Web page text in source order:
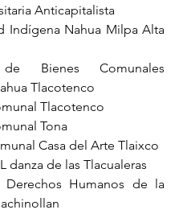
Anticapitalista
Indígena Nahua Milpa Alta
Bienes Comunales
Tlacotenco
Tlacotenco
Tona
Casa del Arte Tlaixco
danza de las Tlacualeras
Humanos de la